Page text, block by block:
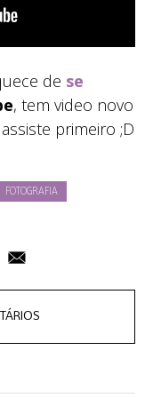
de se
, tem video novo
primeiro ;D
FOTOGRAFIA